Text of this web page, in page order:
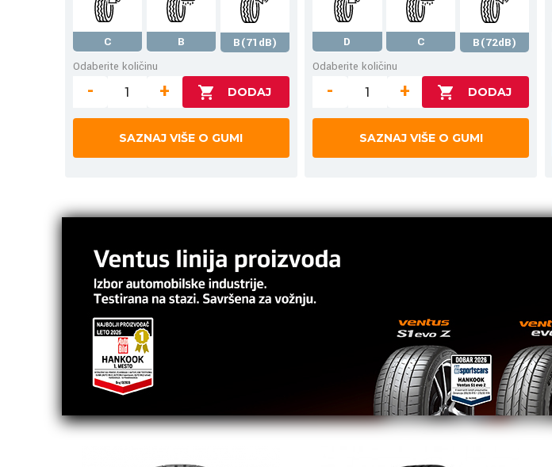
C B
B(71dB)
Odaberite količinu
- +
SAZNAJ VIŠE O GUMI
D C
B(72dB)
Odaberite količinu
- +
SAZNAJ VIŠE O GUMI